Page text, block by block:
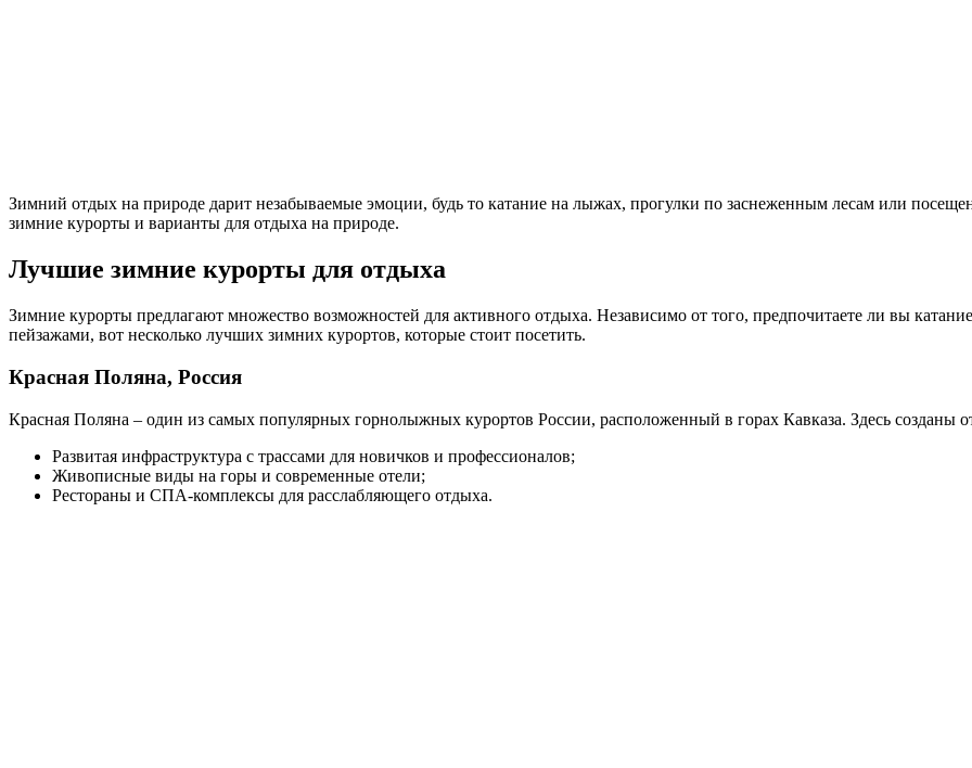
Зимний отдых на природе дарит незабываемые эмоции, будь то катание на лыжах, прогулки по заснеженным лесам или
зимние курорты и варианты для отдыха на природе.
Лучшие зимние курорты для отдыха
Зимние курорты предлагают множество возможностей для активного отдыха. Независимо от того, предпочитаете ли вы
пейзажами, вот несколько лучших зимних курортов, которые стоит посетить.
Красная Поляна, Россия
Красная Поляна – один из самых популярных горнолыжных курортов России, расположенный в горах Кавказа. Здесь созданы
Развитая инфраструктура с трассами для новичков и профессионалов;
Живописные виды на горы и современные отели;
Рестораны и СПА-комплексы для расслабляющего отдыха.